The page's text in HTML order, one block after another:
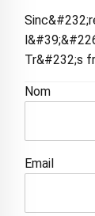
Tr&#232;s
Nom
Email